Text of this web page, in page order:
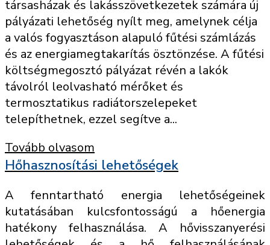
társasházak és lakásszövetkezetek számára új
pályázati lehetőség nyílt meg, amelynek célja
a valós fogyasztáson alapuló fűtési számlázás
és az energiamegtakarítás ösztönzése. A fűtési
költségmegosztó pályázat révén a lakók
távolról leolvasható mérőket és
termosztatikus radiátorszelepeket
telepíthetnek, ezzel segítve a...
Tovább olvasom
Hőhasznosítási lehetőségek
A fenntartható energia lehetőségeinek
kutatásában kulcsfontosságú a hőenergia
hatékony felhasználása. A hővisszanyerési